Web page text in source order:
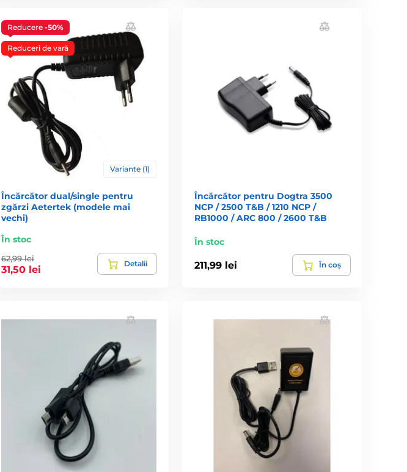
Reducere -50%
Reduceri de vară
Variante (1)
Încărcător dual/single pentru
zgărzi Aetertek (modele mai
vechi)
În stoc
62,99 lei
31,50 lei
Detalii
Încărcător pentru Dogtra 3500
NCP / 2500 T&B / 1210 NCP /
RB1000 / ARC 800 / 2600 T&B
În stoc
211,99 lei În coș